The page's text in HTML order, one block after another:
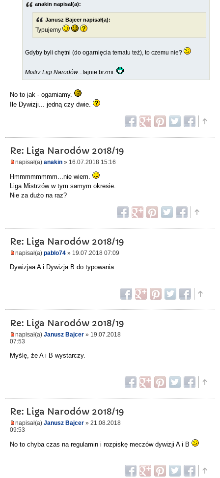
anakin napisał(a):
Janusz Bajcer napisał(a):
Typujemy
Gdyby byli chętni (do ogarnięcia tematu też), to czemu nie?
Mistrz Ligi Narodów...fajnie brzmi.
No to jak - ogarniamy.
Ile Dywizji... jedną czy dwie.
Re: Liga Narodów 2018/19
napisał(a) anakin » 16.07.2018 15:16
Hmmmmmmmm...nie wiem.
Liga Mistrzów w tym samym okresie.
Nie za dużo na raz?
Re: Liga Narodów 2018/19
napisał(a) pablo74 » 19.07.2018 07:09
Dywizjaa A i Dywizja B do typowania
Re: Liga Narodów 2018/19
napisał(a) Janusz Bajcer » 19.07.2018
07:53
Myślę, że A i B wystarczy.
Re: Liga Narodów 2018/19
napisał(a) Janusz Bajcer » 21.08.2018
09:53
No to chyba czas na regulamin i rozpiskę meczów dywizji A i B